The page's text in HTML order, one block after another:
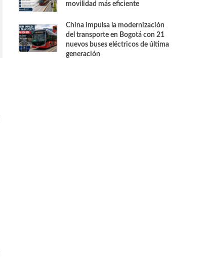
movilidad más eficiente
China impulsa la modernización
del transporte en Bogotá con 21
nuevos buses eléctricos de última
generación